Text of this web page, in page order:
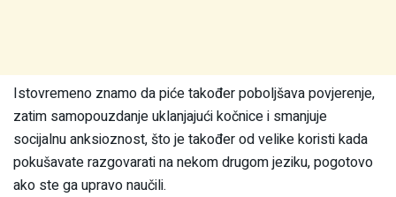
Istovremeno znamo da piće također poboljšava povjerenje,
zatim samopouzdanje uklanjajući kočnice i smanjuje
socijalnu anksioznost, što je također od velike koristi kada
pokušavate razgovarati na nekom drugom jeziku, pogotovo
ako ste ga upravo naučili.